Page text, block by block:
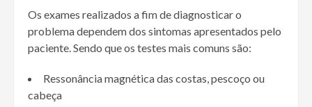
Os exames realizados a fim de diagnosticar o
problema dependem dos sintomas apresentados pelo
paciente. Sendo que os testes mais comuns são:
Ressonância magnética das costas, pescoço ou
cabeça